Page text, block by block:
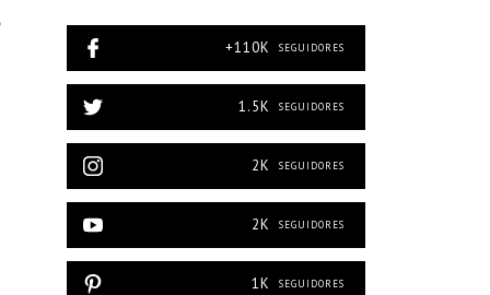
+110K SEGUIDORES
1.5K SEGUIDORES
2K SEGUIDORES
2K SEGUIDORES
1K SEGUIDORES